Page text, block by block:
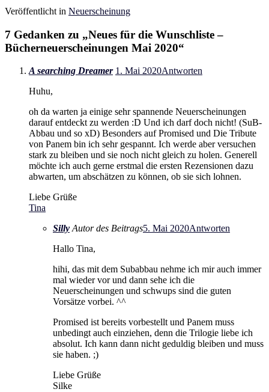
27.05.202029.05.2020
Veröffentlicht in Neuerscheinung
7 Gedanken zu „Neues für die Wunschliste –
Bücherneuerscheinungen Mai 2020“
A searching Dreamer 1. Mai 2020Antworten
Huhu,
oh da warten ja einige sehr spannende Neuerscheinungen
darauf entdeckt zu werden :D Und ich darf doch nicht! (SuB-
Abbau und so xD) Besonders auf Promised und Die Tribute
von Panem bin ich sehr gespannt. Ich werde aber versuchen
stark zu bleiben und sie noch nicht gleich zu holen. Generell
möchte ich auch gerne erstmal die ersten Rezensionen dazu
abwarten, um abschätzen zu können, ob sie sich lohnen.
Liebe Grüße
Tina
Silly Autor des Beitrags5. Mai 2020Antworten
Hallo Tina,
hihi, das mit dem Subabbau nehme ich mir auch immer
mal wieder vor und dann sehe ich die
Neuerscheinungen und schwups sind die guten
Vorsätze vorbei. ^^
Promised ist bereits vorbestellt und Panem muss
unbedingt auch einziehen, denn die Trilogie liebe ich
absolut. Ich kann dann nicht geduldig bleiben und muss
sie haben. ;)
Liebe Grüße
Silke